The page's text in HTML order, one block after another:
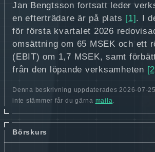
Jan Bengtsson fortsatt leder
en efterträdare är på plats [1] . I
för första kvartalet 2026
omsättning om 65 MSEK och ett
(EBIT) om 1,7 MSEK, samt
från den löpande verksamheten
Denna beskrivning uppdaterades 2026-07-
inte stämmer får du gärna maila.
Börskurs